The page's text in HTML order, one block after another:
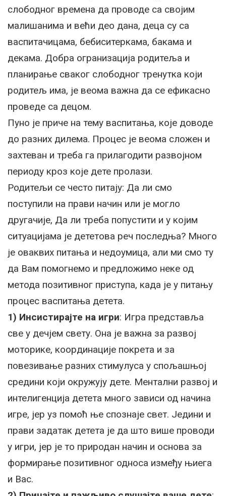
слободног времена да проводе са својим
малишанима и већи део дана, деца су са
васпитачицама, бебиситеркама, бакама и
декама. Добра огранизација родитеља и
планирање сваког слободног тренутка који
родитељ има, је веома важна да се ефикасно
проведе са децом.
Пуно је приче на тему васпитања, које доводе
до разних дилема. Процес је веома сложен и
захтеван и треба га прилагодити развојном
периоду кроз које дете пролази.
Родитељи се често питају: Да ли смо
поступили на прави начин или је могло
другачије, Да ли треба попустити и у којим
ситуацијама је дететова реч последња? Много
је оваквих питања и недоумица, али ми смо ту
да Вам помогнемо и предложимо неке од
метода позитивног приступа, када је у питању
процес васпитања детета.
1) Инсистирајте на игри: Игра представља
све у дечјем свету. Она је важна за развој
моторике, координације покрета и за
повезивање разних стимулуса у спољашњој
средини који окружују дете. Ментални развој и
интелигенција детета много зависи од начина
игре, јер уз помоћ ње спознаје свет. Једини и
прави задатак детета је да што више проводи
у игри, јер је то природан начин и основа за
формирање позитивног односа између њиега
и Вас.